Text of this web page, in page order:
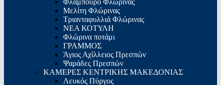
Φλάμπουρο Φλώρινας
Μελίτη Φλώρινας
Τριανταφυλλιά Φλώρινας
ΝΕΑ ΚΟΤΥΛΗ
Φλώρινα ποτάμι
ΓΡΑΜΜΟΣ
Άγιος Αχίλλειος Πρεσπών
Ψαράδες Πρεσπών
ΚΑΜΕΡΕΣ ΚΕΝΤΡΙΚΗΣ ΜΑΚΕΔΟΝΙΑΣ
Λευκός Πύργος